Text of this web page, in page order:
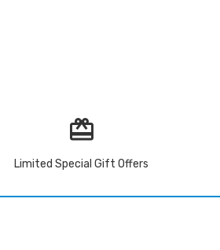
redeem
Limited Special Gift Offers